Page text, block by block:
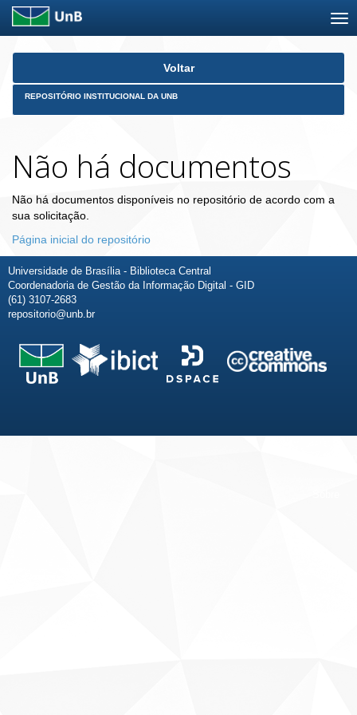
Skip
Voltar
REPOSITÓRIO INSTITUCIONAL DA UNB
Não há documentos
Não há documentos disponíveis no repositório de acordo com a
sua solicitação.
Página inicial do repositório
Universidade de Brasília - Biblioteca Central
Coordenadoria de Gestão da Informação Digital - GID
(61) 3107-2683
repositorio@unb.br